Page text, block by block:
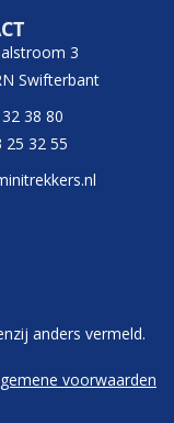
3
Swifterbant
38 80
25 32 55
anders vermeld.
voorwaarden